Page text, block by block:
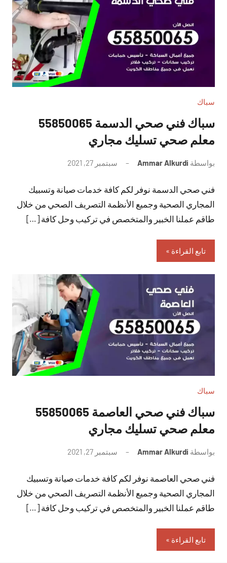
سباك
سباك فني صحي الدسمة 55850065
معلم صحي تسليك مجاري
بواسطة Ammar Alkurdi سبتمبر 27, 2021
تعليقات
فني صحي الدسمة نوفر لكم كافة خدمات صيانة وتسبيك
المجاري الصحية وجميع الأنظمة التصريف الصحي من خلال
طاقم عملنا الخبير والمتخصص في تركيب وحل كافة […]
تابع القراءة
سباك
سباك فني صحي العاصمة 55850065
معلم صحي تسليك مجاري
بواسطة Ammar Alkurdi سبتمبر 27, 2021
تعليقات
فني صحي العاصمة نوفر لكم كافة خدمات صيانة وتسبيك
المجاري الصحية وجميع الأنظمة التصريف الصحي من خلال
طاقم عملنا الخبير والمتخصص في تركيب وحل كافة […]
تابع القراءة